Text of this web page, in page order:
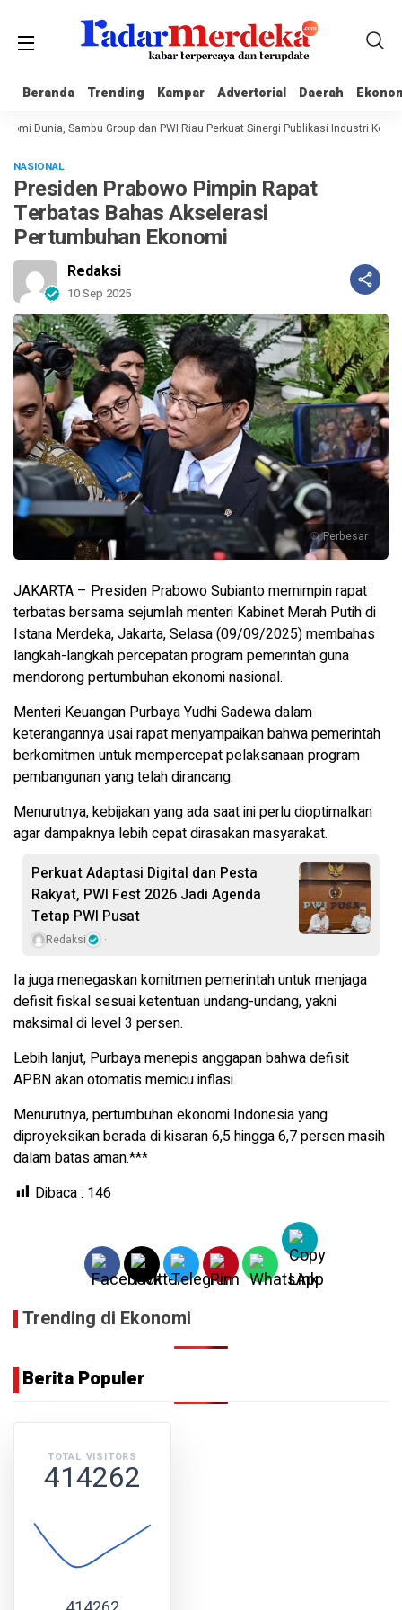
Beranda Trending Kampar Advertorial Daerah
Beranda Trending Kampar Advertorial Daerah
Dunia, Sambu Group dan PWI Riau Perkuat Sinergi Publikasi Industri Kelapa
NASIONAL
Presiden Prabowo Pimpin Rapat
Terbatas Bahas Akselerasi
Pertumbuhan Ekonomi
Redaksi
10 Sep 2025
Perbesar
JAKARTA – Presiden Prabowo Subianto memimpin rapat
terbatas bersama sejumlah menteri Kabinet Merah Putih di
Istana Merdeka, Jakarta, Selasa (09/09/2025) membahas
langkah-langkah percepatan program pemerintah guna
mendorong pertumbuhan ekonomi nasional.
Menteri Keuangan Purbaya Yudhi Sadewa dalam
keterangannya usai rapat menyampaikan bahwa pemerintah
berkomitmen untuk mempercepat pelaksanaan program
pembangunan yang telah dirancang.
Menurutnya, kebijakan yang ada saat ini perlu dioptimalkan
agar dampaknya lebih cepat dirasakan masyarakat.
Perkuat Adaptasi Digital dan Pesta
Rakyat, PWI Fest 2026 Jadi Agenda
Tetap PWI Pusat
Redaksi
Ia juga menegaskan komitmen pemerintah untuk menjaga
defisit fiskal sesuai ketentuan undang-undang, yakni
maksimal di level 3 persen.
Lebih lanjut, Purbaya menepis anggapan bahwa defisit
APBN akan otomatis memicu inflasi.
Menurutnya, pertumbuhan ekonomi Indonesia yang
diproyeksikan berada di kisaran 6,5 hingga 6,7 persen masih
dalam batas aman.***
Dibaca : 146
Trending di Ekonomi
Berita Populer
TOTAL VISITORS
414262